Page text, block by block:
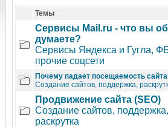
Темы
Сервисы Mail.ru - что вы
думаете?
Сервисы Яндекса и Гугла,
прочие соцсети
Почему падает посещаемость
Создание сайтов, поддержка,
Продвижение сайта (SEO)
Создание сайтов, поддержка,
раскрутка